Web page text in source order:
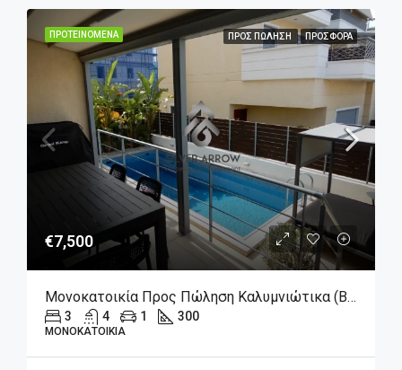
ΠΡΟΤΕΙΝΌΜΕΝΑ ΠΡΟΣ ΠΏΛΗΣΗ ΠΡΟΣΦΟΡΆ
€7,500
Μονοκατοικία Προς Πώληση Καλυμνιώτικα (Βούλα) 7.500€ , 300 Τ.Μ.
3 4 1 300
ΜΟΝΟΚΑΤΟΙΚΊΑ